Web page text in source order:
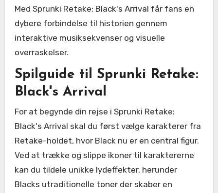
Med Sprunki Retake: Black's Arrival får fans en
dybere forbindelse til historien gennem
interaktive musiksekvenser og visuelle
overraskelser.
Spilguide til Sprunki Retake:
Black's Arrival
For at begynde din rejse i Sprunki Retake:
Black's Arrival skal du først vælge karakterer fra
Retake-holdet, hvor Black nu er en central figur.
Ved at trække og slippe ikoner til karaktererne
kan du tildele unikke lydeffekter, herunder
Blacks utraditionelle toner der skaber en